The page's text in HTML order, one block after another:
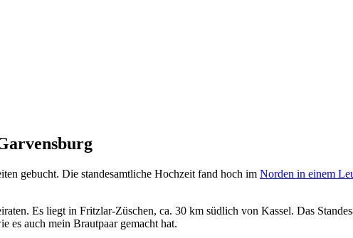
gebucht. Die standesamtliche Hochzeit fand hoch im Norden in einem
Es liegt in Fritzlar-Züschen, ca. 30 km südlich von Kassel. Das
es auch mein Brautpaar gemacht hat.